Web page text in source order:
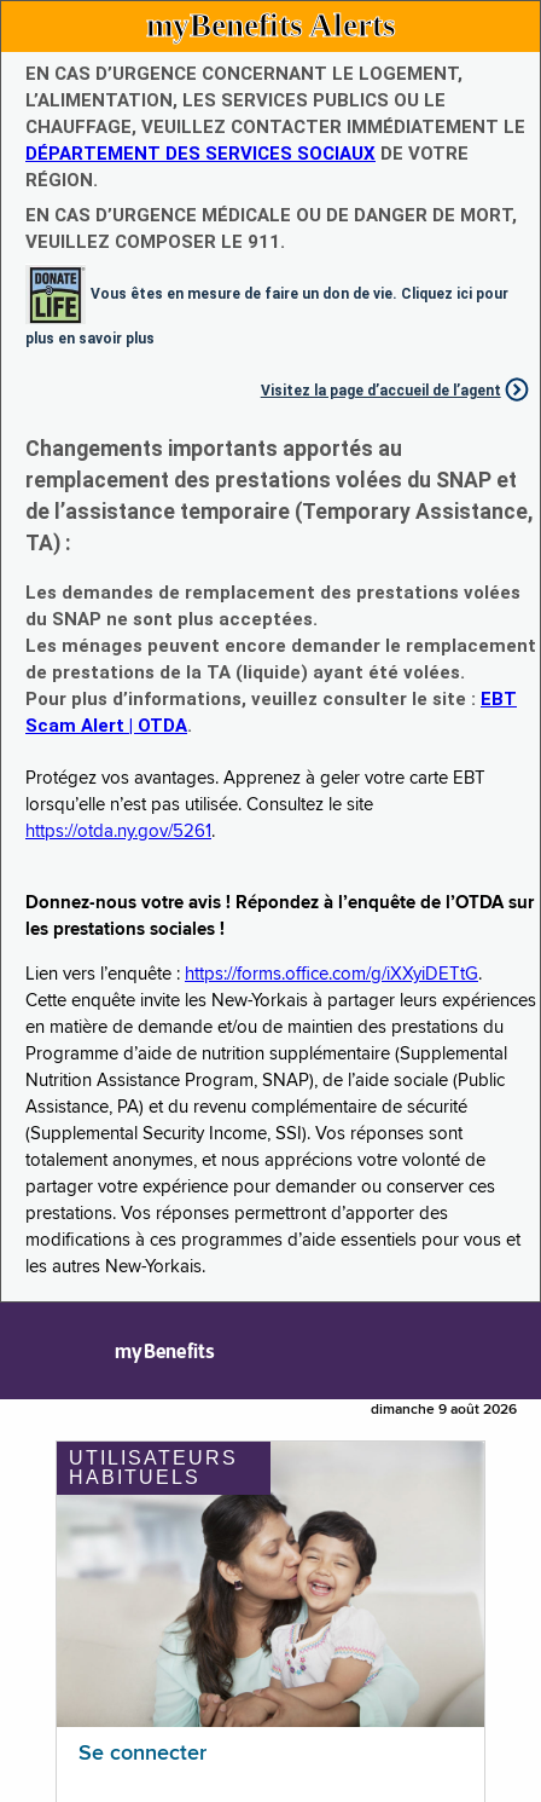
myBenefits Alerts
EN CAS D’URGENCE CONCERNANT LE LOGEMENT,
L’ALIMENTATION, LES SERVICES PUBLICS OU LE
CHAUFFAGE, VEUILLEZ CONTACTER IMMÉDIATEMENT LE
DÉPARTEMENT DES SERVICES SOCIAUX DE VOTRE
RÉGION.
EN CAS D’URGENCE MÉDICALE OU DE DANGER DE MORT,
VEUILLEZ COMPOSER LE 911.
Vous êtes en mesure de faire un don de vie. Cliquez ici pour
plus en savoir plus
Visitez la page d’accueil de l’agent
Changements importants apportés au
remplacement des prestations volées du SNAP et
de l’assistance temporaire (Temporary Assistance,
TA) :
Les demandes de remplacement des prestations volées
du SNAP ne sont plus acceptées.
Les ménages peuvent encore demander le remplacement
de prestations de la TA (liquide) ayant été volées.
Pour plus d’informations, veuillez consulter le site : EBT
Scam Alert | OTDA.
Protégez vos avantages. Apprenez à geler votre carte EBT
lorsqu’elle n’est pas utilisée. Consultez le site
https://otda.ny.gov/5261 .
Donnez-nous votre avis ! Répondez à l’enquête de l’OTDA sur
les prestations sociales !
Lien vers l’enquête : https://forms.office.com/g/iXXyiDETtG.
Cette enquête invite les New-Yorkais à partager leurs expériences
en matière de demande et/ou de maintien des prestations du
Programme d’aide de nutrition supplémentaire (Supplemental
Nutrition Assistance Program, SNAP), de l’aide sociale (Public
Assistance, PA) et du revenu complémentaire de sécurité
(Supplemental Security Income, SSI). Vos réponses sont
totalement anonymes, et nous apprécions votre volonté de
partager votre expérience pour demander ou conserver ces
prestations. Vos réponses permettront d’apporter des
modifications à ces programmes d’aide essentiels pour vous et
les autres New-Yorkais.
myBenefits
dimanche 9 août 2026
UTILISATEURS
HABITUELS
Se connecter